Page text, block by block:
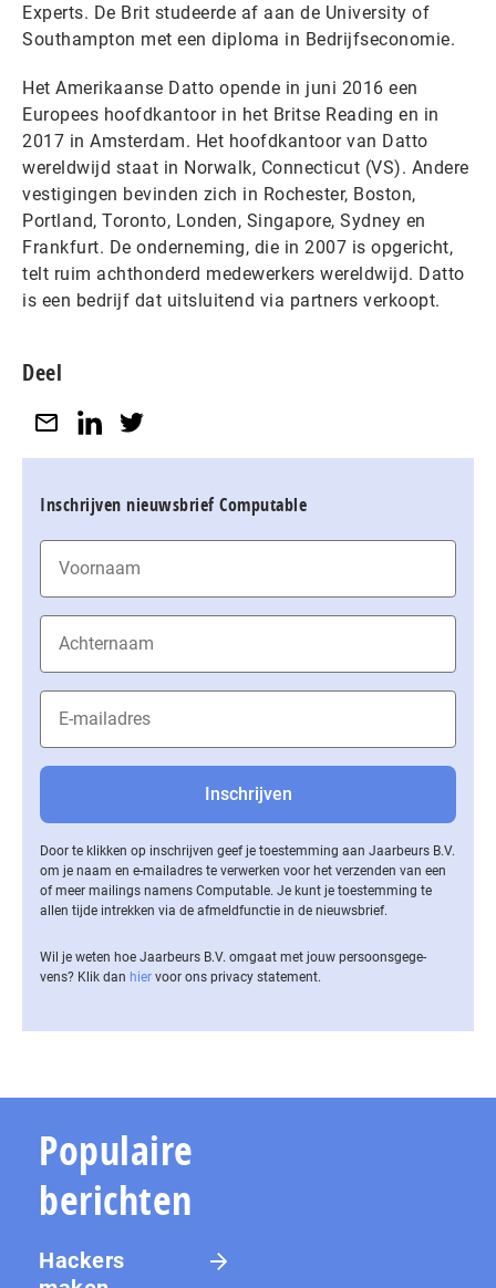
Experts. De Brit studeerde af aan de University of
Southampton met een diploma in Bedrijfseconomie.
Het Amerikaanse Datto opende in juni 2016 een
Europees hoofdkantoor in het Britse Reading en in
2017 in Amsterdam. Het hoofdkantoor van Datto
wereldwijd staat in Norwalk, Connecticut (VS). Andere
vestigingen bevinden zich in Rochester, Boston,
Portland, Toronto, Londen, Singapore, Sydney en
Frankfurt. De onderneming, die in 2007 is opgericht,
telt ruim achthonderd medewerkers wereldwijd. Datto
is een bedrijf dat uitsluitend via partners verkoopt.
Deel
Inschrijven nieuwsbrief Computable
Door te klikken op inschrijven geef je toestemming aan Jaarbeurs B.V.
om je naam en e-mailadres te verwerken voor het verzenden van een
of meer mailings namens Computable. Je kunt je toestemming te
allen tijde intrekken via de af­meld­func­tie in de nieuwsbrief.
Wil je weten hoe Jaarbeurs B.V. omgaat met jouw per­soons­ge­ge­
vens? Klik dan hier voor ons privacy statement.
Populaire
berichten
Hackers